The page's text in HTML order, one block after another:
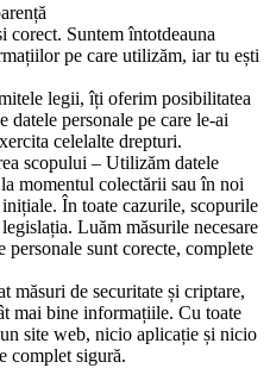
corect. Suntem întotdeauna
pe care utilizăm, iar tu ești
legii, îți oferim posibilitatea
datele personale pe care le-ai
celelalte drepturi.
scopului – Utilizăm datele
momentul colectării sau în noi
În toate cazurile, scopurile
Luăm măsurile necesare
personale sunt corecte, complete
măsuri de securitate și criptare,
mai bine informațiile. Cu toate
site web, nicio aplicație și nicio
complet sigură.